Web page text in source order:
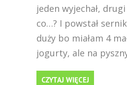
jeden wyjechał,
co…? I powstał
duży bo miałam 4
jogurty, ale na
CZYTAJ WIĘCEJ